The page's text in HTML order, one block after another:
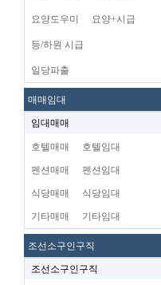
요양도우미 요양+시급
등/하원 시급
일당파출
매매임대
임대매매
호텔매매 호텔임대
펜션매매 펜션임대
식당매매 식당임대
기타매매 기타임대
조선소구인구직
조선소구인구직